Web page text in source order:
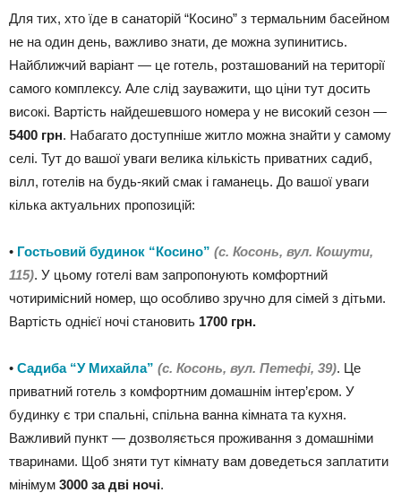
Для тих, хто їде в санаторій “Косино” з термальним басейном
не на один день, важливо знати, де можна зупинитись.
Найближчий варіант — це готель, розташований на території
самого комплексу. Але слід зауважити, що ціни тут досить
високі. Вартість найдешевшого номера у не високий сезон —
5400 грн. Набагато доступніше житло можна знайти у самому
селі. Тут до вашої уваги велика кількість приватних садиб,
вілл, готелів на будь-який смак і гаманець. До вашої уваги
кілька актуальних пропозицій:
• Гостьовий будинок “Косино” (с. Косонь, вул. Кошути,
115). У цьому готелі вам запропонують комфортний
чотиримісний номер, що особливо зручно для сімей з дітьми.
Вартість однієї ночі становить 1700 грн.
• Садиба “У Михайла” (с. Косонь, вул. Петефі, 39). Це
приватний готель з комфортним домашнім інтер’єром. У
будинку є три спальні, спільна ванна кімната та кухня.
Важливий пункт — дозволяється проживання з домашніми
тваринами. Щоб зняти тут кімнату вам доведеться заплатити
мінімум 3000 за дві ночі.